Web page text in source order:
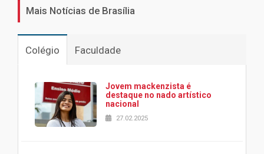
Mais Notícias de Brasília
Colégio Faculdade
Jovem mackenzista é
destaque no nado artístico
nacional
27.02.2025